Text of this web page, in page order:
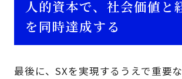
人的資本で、社会価値と
を同時達成する
最後に、SXを実現するうえで重要